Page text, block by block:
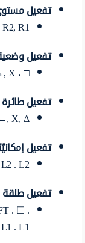
تفعيل
R1.
تفعيل
□ ، L2 , R1, Δ ،←, □ ، L2 , →, X.
تفعيل
X, Δ.
تفعيل
. L2 . ☐
تفعيل طلقة
. ☐ .
. L1